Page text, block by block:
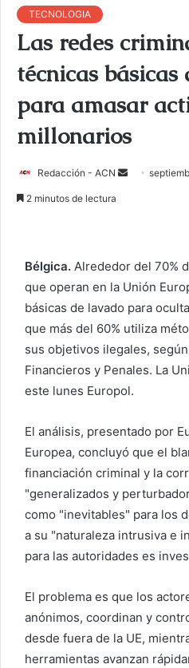
TECNOLOGIA
Las redes
técnicas básicas
para amasar
millonarios
Redacción - ACN
r
u
n
c
o
r
r
e
c
r
ó
i
c
o
2 minutos de lectura
Bélgica. Alrededor del 70%
que operan en la Unión
básicas de lavado para
que más del 60% utiliza
sus objetivos ilegales,
Financieros y Penales. La
este lunes Europol.
El análisis, presentado por
Europea, concluyó que el
financiación criminal y la
"generalizados y
como "inevitables" para los
a su "naturaleza intrusiva e
para las autoridades es
El problema es que los
anónimos, coordinan y
desde fuera de la UE,
herramientas avanzan